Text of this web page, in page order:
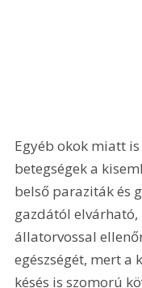
Egyéb okok miatt
betegségek a
belső paraziták és
gazdától elvárható,
állatorvossal
egészségét, mert a
késés is szomorú